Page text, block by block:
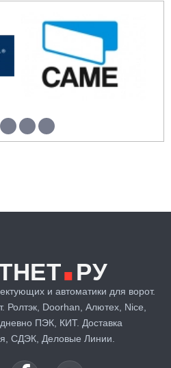
.РУ
и автоматики для ворот.
Ролтэк, Doorhan, Алютех, Nice,
ПЭК, КИТ. Доставка
СДЭК, Деловые Линии.